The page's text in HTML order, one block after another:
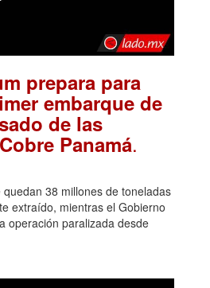
prepara para
embarque de
de las
Panamá.
38 millones de toneladas
extraído, mientras el Gobierno
operación paralizada desde